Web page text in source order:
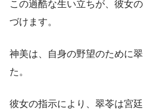
この過酷な生い立ちが、彼女
づけます。
神美は、自身の野望のために
た。
彼女の指示により、翠苓は宮